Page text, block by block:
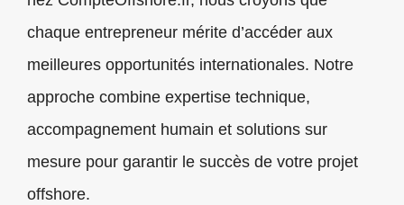
chaque entrepreneur mérite d’accéder aux
meilleures opportunités internationales. Notre
approche combine expertise technique,
accompagnement humain et solutions sur
mesure pour garantir le succès de votre projet
offshore.